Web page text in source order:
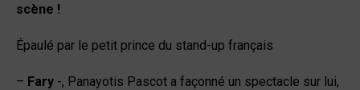
scène !
Épaulé par le petit prince du stand-up français
– Fary -, Panayotis Pascot a façonné un spectacle sur lui,